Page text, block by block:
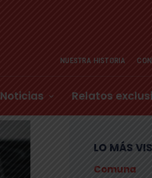
NUESTRA HISTORIA
Noticias Relatos
LO MÁS
Comuna